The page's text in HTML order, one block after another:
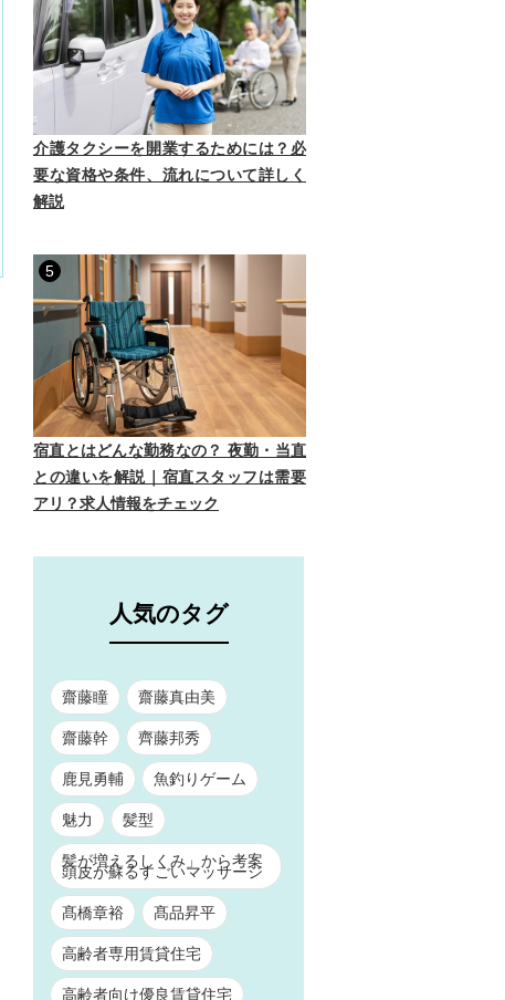
介護タクシーを開業するためには？必
要な資格や条件、流れについて詳しく
解説
5
宿直とはどんな勤務なの？ 夜勤・当直
との違いを解説｜宿直スタッフは需要
アリ？求人情報をチェック
人気のタグ
齋藤瞳 齋藤真由美
齋藤幹 齊藤邦秀
鹿見勇輔 魚釣りゲーム
魅力 髪型
髪が増えるしくみ」から考案
頭皮が蘇るすごいマッサージ
髙橋章裕 髙品昇平
高齢者専用賃貸住宅
高齢者向け優良賃貸住宅